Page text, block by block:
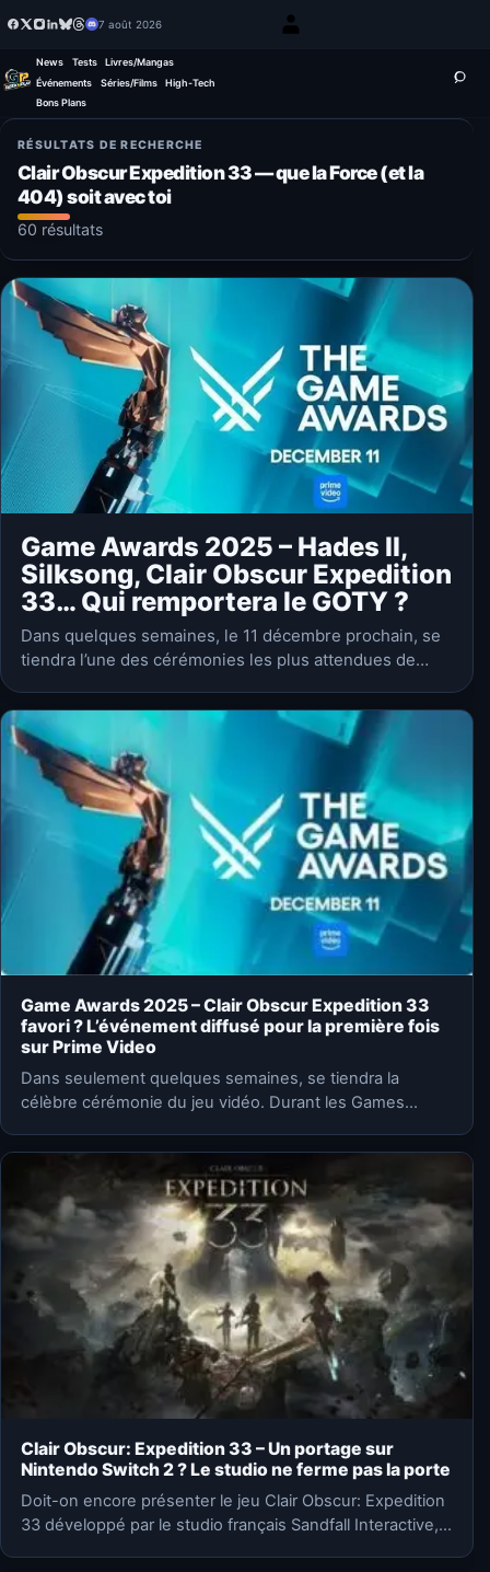
7 août 2026
News Tests
Livres/Mangas
Événements
Séries/Films
High-Tech
Bons Plans
RÉSULTATS DE RECHERCHE
Clair Obscur Expedition 33 — que la Force (et la
404) soit avec toi
60 résultats
Game Awards 2025 – Hades II,
Silksong, Clair Obscur Expedition
33… Qui remportera le GOTY ?
Dans quelques semaines, le 11 décembre prochain, se
tiendra l’une des cérémonies les plus attendues de
2025 récompensera de nombreux…
Game Awards 2025 – Clair Obscur Expedition 33
favori ? L’événement diffusé pour la première fois
sur Prime Video
Dans seulement quelques semaines, se tiendra la
célèbre cérémonie du jeu vidéo. Durant les Games
Clair Obscur: Expedition 33 – Un portage sur
Nintendo Switch 2 ? Le studio ne ferme pas la porte
Doit-on encore présenter le jeu Clair Obscur: Expedition
33 développé par le studio français Sandfall Interactive,